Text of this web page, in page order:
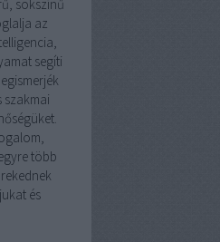
sokszínű
az
segíti
szakmai
több
és